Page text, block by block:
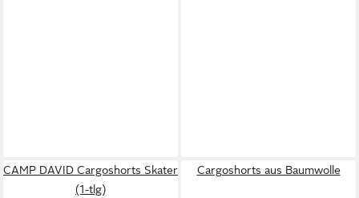
CAMP DAVID Cargoshorts Skater
(1-tlg)
Cargoshorts aus Baumwolle